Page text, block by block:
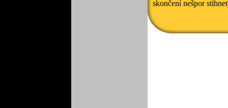
skončení nešpor